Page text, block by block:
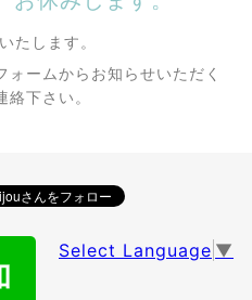
たします。
ームからお知らせいただく
下さい。
Select Language ▼